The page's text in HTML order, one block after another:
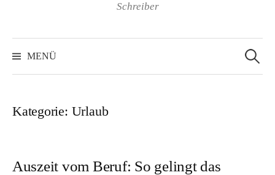
Schreiber
MENÜ
nach:
Kategorie: Urlaub
Auszeit vom Beruf: So gelingt das